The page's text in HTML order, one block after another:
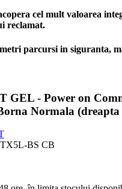
cel mult valoarea
reclamat.
parcursi in siguranta,
GEL - Power on
Normala (dreapta
BS CB